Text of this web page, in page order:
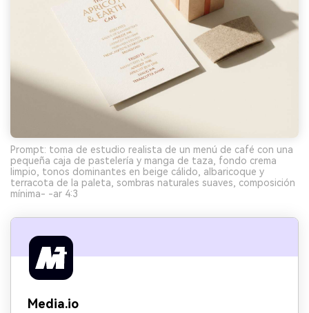
Prompt: toma de estudio realista de un menú de café con una
pequeña caja de pastelería y manga de taza, fondo crema
limpio, tonos dominantes en beige cálido, albaricoque y
terracota de la paleta, sombras naturales suaves, composición
mínima- -ar 4:3
Media.io